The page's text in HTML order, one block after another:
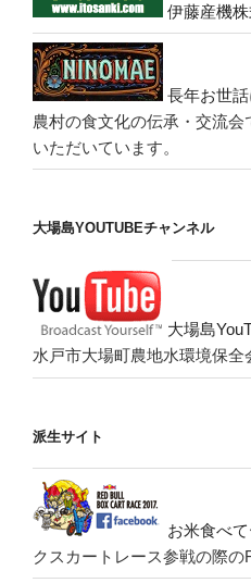
伊藤産機
長年お世
農村の食文化の伝承・交流
いただいています。
大場島YOUTUBEチャンネル
大場島
水戸市大場町農地水環境保全
派生サイト
お米食べ
クスカートレース参戦の際の